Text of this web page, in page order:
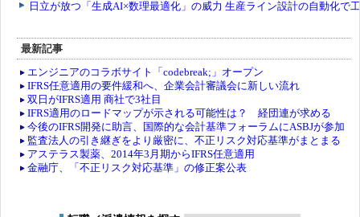
最新記事
エンジニアのコラボサイト「codebreak;」オープン
IFRS任意適用の要件緩和へ、企業会計審議会に新しい流れ
双日がIFRS適用 商社で3社目
IFRS適用のロードマップが示される可能性は？ 経団連が求める
今後のIFRS開発に助言、国際的な会計基準フォーラムにASBJが参加
監査法人の引き継ぎをより厳密に、不正リスク対応基準がまとまる
アステラス製薬、2014年3月期からIFRS任意適用
金融庁、「不正リスク対応基準」の修正案公表